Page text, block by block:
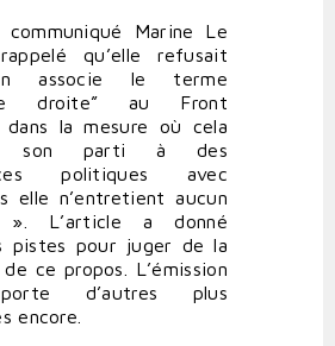
communiqué Marine Le
qu’elle refusait
associe le terme
droite” au Front
dans la mesure où cela
son parti à des
politiques avec
elle n’entretient aucun
». L’article a donné
pistes pour juger de la
ce propos. L’émission
d’autres plus
encore.